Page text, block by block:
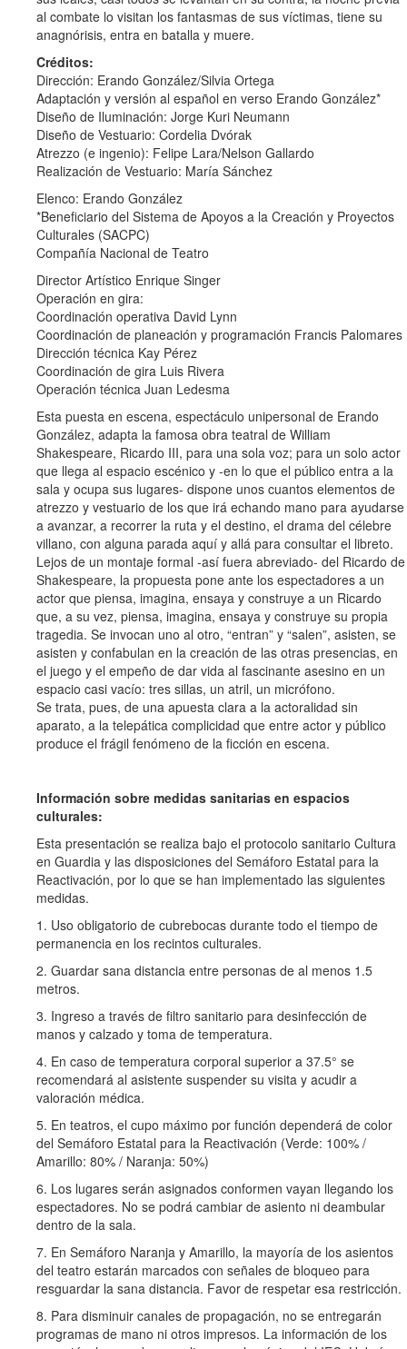
al combate lo visitan los fantasmas de sus víctimas, tiene su
anagnórisis, entra en batalla y muere.
Créditos:
Dirección: Erando González/Silvia Ortega
Adaptación y versión al español en verso Erando González*
Diseño de Iluminación: Jorge Kuri Neumann
Diseño de Vestuario: Cordelia Dvórak
Atrezzo (e ingenio): Felipe Lara/Nelson Gallardo
Realización de Vestuario: María Sánchez
Elenco: Erando González
*Beneficiario del Sistema de Apoyos a la Creación y Proyectos
Culturales (SACPC)
Compañía Nacional de Teatro
Director Artístico Enrique Singer
Operación en gira:
Coordinación operativa David Lynn
Coordinación de planeación y programación Francis Palomares
Dirección técnica Kay Pérez
Coordinación de gira Luis Rivera
Operación técnica Juan Ledesma
Esta puesta en escena, espectáculo unipersonal de Erando
González, adapta la famosa obra teatral de William
Shakespeare, Ricardo III, para una sola voz; para un solo actor
que llega al espacio escénico y -en lo que el público entra a la
sala y ocupa sus lugares- dispone unos cuantos elementos de
atrezzo y vestuario de los que irá echando mano para ayudarse
a avanzar, a recorrer la ruta y el destino, el drama del célebre
villano, con alguna parada aquí y allá para consultar el libreto.
Lejos de un montaje formal -así fuera abreviado- del Ricardo de
Shakespeare, la propuesta pone ante los espectadores a un
actor que piensa, imagina, ensaya y construye a un Ricardo
que, a su vez, piensa, imagina, ensaya y construye su propia
tragedia. Se invocan uno al otro, “entran” y “salen”, asisten, se
asisten y confabulan en la creación de las otras presencias, en
el juego y el empeño de dar vida al fascinante asesino en un
espacio casi vacío: tres sillas, un atril, un micrófono.
Se trata, pues, de una apuesta clara a la actoralidad sin
aparato, a la telepática complicidad que entre actor y público
produce el frágil fenómeno de la ficción en escena.
Información sobre medidas sanitarias en espacios
culturales:
Esta presentación se realiza bajo el protocolo sanitario Cultura
en Guardia y las disposiciones del Semáforo Estatal para la
Reactivación, por lo que se han implementado las siguientes
medidas.
1. Uso obligatorio de cubrebocas durante todo el tiempo de
permanencia en los recintos culturales.
2. Guardar sana distancia entre personas de al menos 1.5
metros.
3. Ingreso a través de filtro sanitario para desinfección de
manos y calzado y toma de temperatura.
4. En caso de temperatura corporal superior a 37.5° se
recomendará al asistente suspender su visita y acudir a
valoración médica.
5. En teatros, el cupo máximo por función dependerá de color
del Semáforo Estatal para la Reactivación (Verde: 100% /
Amarillo: 80% / Naranja: 50%)
6. Los lugares serán asignados conformen vayan llegando los
espectadores. No se podrá cambiar de asiento ni deambular
dentro de la sala.
7. En Semáforo Naranja y Amarillo, la mayoría de los asientos
del teatro estarán marcados con señales de bloqueo para
resguardar la sana distancia. Favor de respetar esa restricción.
8. Para disminuir canales de propagación, no se entregarán
programas de mano ni otros impresos. La información de los